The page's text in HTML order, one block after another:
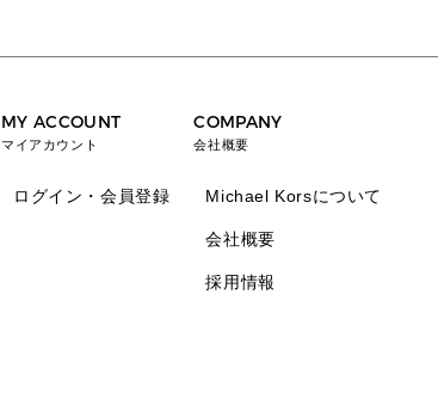
MY ACCOUNT
マイアカウント
ログイン・会員登録
COMPANY
会社概要
Michael Korsについて
会社概要
採用情報